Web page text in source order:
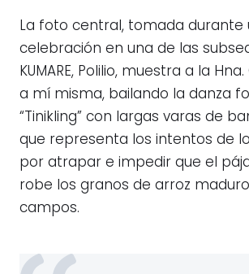
La foto central, tomada durante
celebración en una de las
KUMARE, Polilio, muestra a la
a mí misma, bailando la danza
“Tinikling” con largas varas de
que representa los intentos de
por atrapar e impedir que el
robe los granos de arroz
campos.